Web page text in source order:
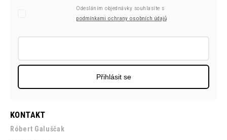
KONTAKT
Róbert Galuščak
Odesláním objednávky souhlasíte s
podmínkami ochrany osobních údajů
Přihlásit se